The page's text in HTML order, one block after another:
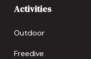
Activities
Outdoor
Freedive